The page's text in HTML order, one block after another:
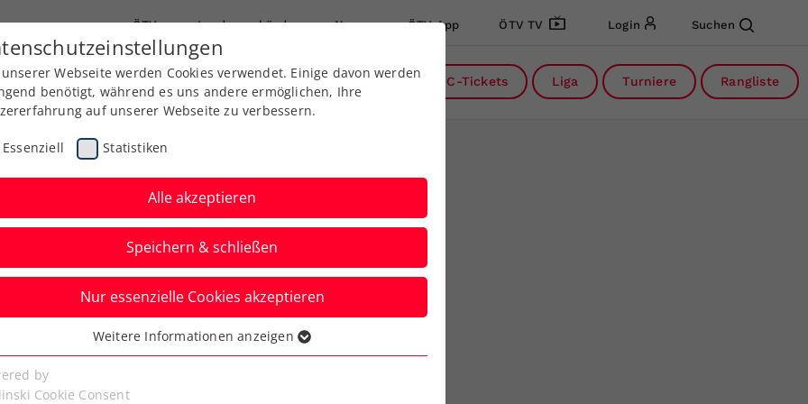
ÖTV Landesverbände News ÖTV App ÖTV TV Login Suchen
Ausbildung Services Über uns DC-Tickets Liga Turniere Rangliste
Teneriffa: Ofner
der Saison
Webseite werden Cookies verwendet. Einige davon werden
benötigt, während es uns andere ermöglichen, Ihre
auf unserer Webseite zu verbessern.
Essenziell Statistiken
Alle akzeptieren
Speichern & schließen
Nur essenzielle Cookies akzeptieren
Cookies werden für grundlegende Funktionen der
benötigt. Dadurch ist gewährleistet, dass die Webseite
Weitere Informationen anzeigen
by
Cookie Consent